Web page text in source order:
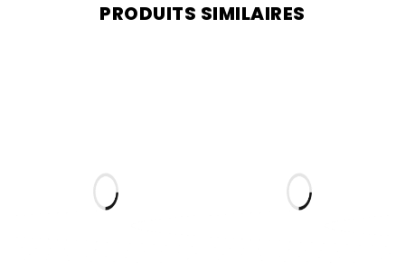
PRODUITS SIMILAIRES